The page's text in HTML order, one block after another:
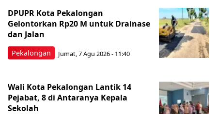
Pekalongan
DPUPR Kota Pekalongan
Gelontorkan Rp20 M untuk Drainase
dan Jalan
Jumat, 7 Agu 2026 - 11:40
Wali Kota Pekalongan Lantik 14
Pejabat, 8 di Antaranya Kepala
Sekolah